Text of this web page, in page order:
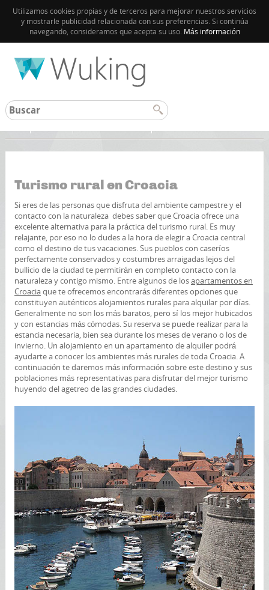
Utilizamos cookies propias y de terceros para mejorar nuestros servicios
y mostrarle publicidad relacionada con sus preferencias. Si continúa
navegando, consideramos que acepta su uso. Más información
Turismo rural en Croacia
Si eres de las personas que disfruta del ambiente campestre y el
contacto con la naturaleza debes saber que Croacia ofrece una
excelente alternativa para la práctica del turismo rural. Es muy
relajante, por eso no lo dudes a la hora de elegir a Croacia central
como el destino de tus vacaciones. Sus pueblos con caseríos
perfectamente conservados y costumbres arraigadas lejos del
bullicio de la ciudad te permitirán en completo contacto con la
naturaleza y contigo mismo. Entre algunos de losapartamentos en
Croaciaque te ofrecemos encontrarás diferentes opciones que
constituyen auténticos alojamientos rurales para alquilar por días.
Generalmente no son los más baratos, pero sí los mejor hubicados
y con estancias más cómodas. Su reserva se puede realizar para la
estancia necesaria, bien sea durante los meses de verano o los de
invierno. Un alojamiento en un apartamento de alquiler podrá
ayudarte a conocer los ambientes más rurales de toda Croacia. A
continuación te daremos más información sobre este destino y sus
poblaciones más representativas para disfrutar del mejor turismo
huyendo del agetreo de las grandes ciudades.